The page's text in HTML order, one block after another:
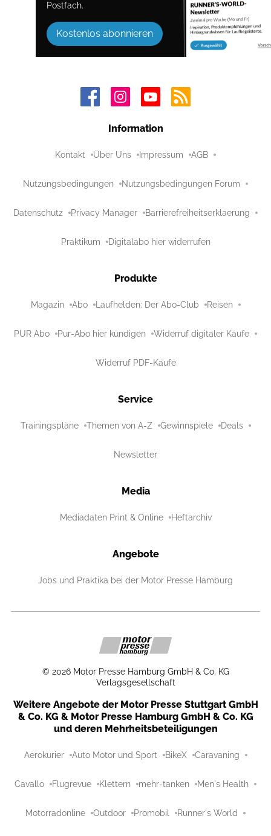
Postfach.
Kostenlos abonnieren
Information
Kontakt Über Uns Impressum AGB
Nutzungsbedingungen Nutzungsbedingungen Forum
Datenschutz Privacy Manager Barrierefreiheitserklaerung
Praktikum Digitalabo hier widerrufen
Produkte
Magazin Abo Laufhelden: Der Abo-Club Reisen
PUR Abo Pur-Abo hier kündigen Widerruf digitaler Käufe
Widerruf PDF-Käufe
Service
Trainingspläne Themen von A-Z Gewinnspiele Deals
Newsletter
Media
Mediadaten Print & Online Heftarchiv
Angebote
Jobs und Praktika bei der Motor Presse Hamburg
© 2026 Motor Presse Hamburg GmbH & Co. KG
Verlagsgesellschaft
Weitere Angebote der Motor Presse Stuttgart GmbH
& Co. KG & Motor Presse Hamburg GmbH & Co. KG
und deren Mehrheitsbeteiligungen
Aerokurier Auto Motor und Sport BikeX Caravaning
Cavallo Flugrevue Klettern mehr-tanken Men's Health
Motorradonline Outdoor Promobil Runner's World